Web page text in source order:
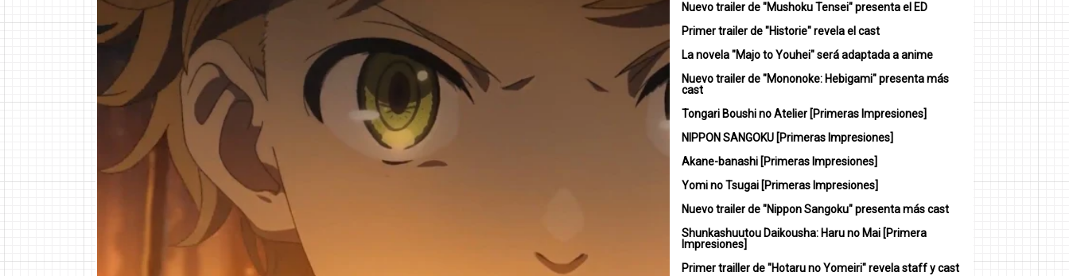
Nuevo trailer de "Mushoku Tensei" presenta el ED
Primer trailer de "Historie" revela el cast
La novela "Majo to Youhei" será adaptada a anime
Nuevo trailer de "Mononoke: Hebigami" presenta más
cast
Tongari Boushi no Atelier [Primeras Impresiones]
NIPPON SANGOKU [Primeras Impresiones]
Akane-banashi [Primeras Impresiones]
Yomi no Tsugai [Primeras Impresiones]
Nuevo trailer de "Nippon Sangoku" presenta más cast
Shunkashuutou Daikousha: Haru no Mai [Primera
Impresiones]
Primer trailler de "Hotaru no Yomeiri" revela staff y cast